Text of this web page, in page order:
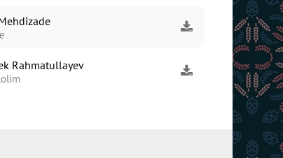
Rahmatullayev